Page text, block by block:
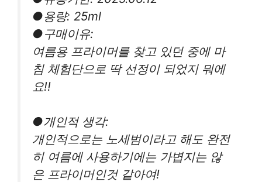
●용량: 25ml
●구매이유:
여름용 프라이머를 찾고 있던 중에 마
침 체험단으로 딱 선정이 되었지 뭐에
요!!
●개인적 생각:
개인적으로는 노세범이라고 해도 완전
히 여름에 사용하기에는 가볍지는 않
은 프라이머인것 같아여!